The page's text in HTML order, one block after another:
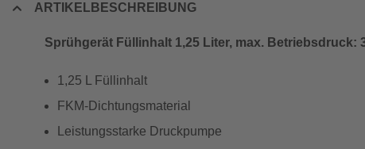
ARTIKELBESCHREIBUNG
Sprühgerät Füllinhalt 1,25 Liter, max.
1,25 L Füllinhalt
FKM-Dichtungsmaterial
Leistungsstarke Druckpumpe